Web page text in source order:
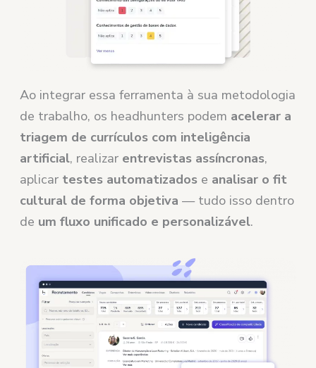
Ao integrar essa ferramenta à sua metodologia
de trabalho, os headhunters podem acelerar a
triagem de currículos com inteligência
artificial, realizar entrevistas assíncronas,
aplicar testes automatizados e analisar o fit
cultural de forma objetiva — tudo isso dentro
de um fluxo unificado e personalizável.